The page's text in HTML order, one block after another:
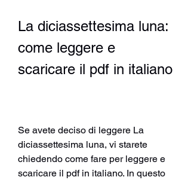
La diciassettesima luna:
come leggere e
scaricare il pdf in italiano
Se avete deciso di leggere La
diciassettesima luna, vi starete
chiedendo come fare per leggere e
scaricare il pdf in italiano. In questo